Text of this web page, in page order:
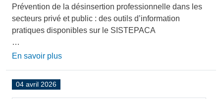
Prévention de la désinsertion professionnelle dans les
secteurs privé et public : des outils d’information
pratiques disponibles sur le SISTEPACA
…
En savoir plus
04 avril 2026